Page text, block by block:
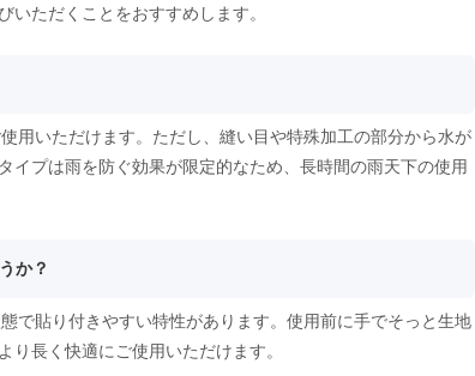
ただくことをおすすめします。
用いただけます。ただし、縫い目や特殊加工の部分から水が
プは雨を防ぐ効果が限定的なため、長時間の雨天下の使用
か？
で貼り付きやすい特性があります。使用前に手でそっと生地
長く快適にご使用いただけます。